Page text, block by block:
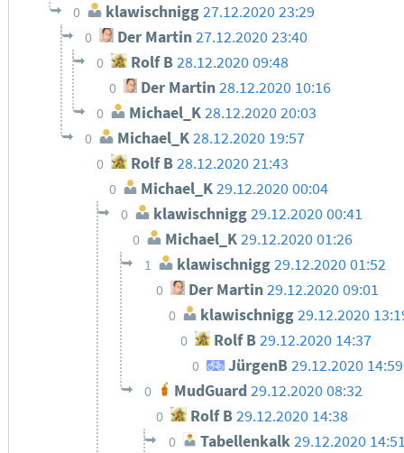
0 klawischnigg27.12.2020 23:29
0 Der Martin27.12.2020 23:40
0 Rolf B28.12.2020 09:48
0 Der Martin28.12.2020 10:16
0 Michael_K28.12.2020 20:03
0 Michael_K28.12.2020 19:57
0 Rolf B28.12.2020 21:43
0 Michael_K29.12.2020 00:04
0 klawischnigg 29.12.2020 00:41
0 Michael_K29.12.2020 01:26
1 klawischnigg29.12.2020 01:52
0 Der Martin29.12.2020 09:01
0 klawischnigg29.12.2020
0 Rolf B29.12.2020 14:37
0 JürgenB29.12.2020 14:59
0 MudGuard 29.12.2020 08:32
0 Rolf B29.12.2020 14:38
0 Tabellenkalk29.12.2020